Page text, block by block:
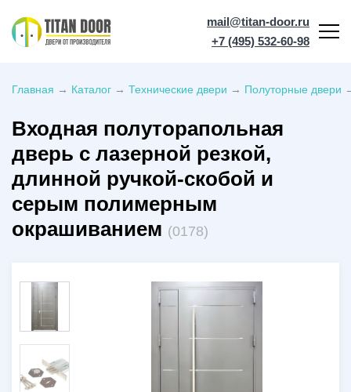
mail@titan-door.ru
+7 (495) 532-60-98
Главная → Каталог → Технические двери → Полуторные двери
Входная полуторапольная
дверь с лазерной резкой,
длинной ручкой-скобой и
серым полимерным
окрашиванием (0178)